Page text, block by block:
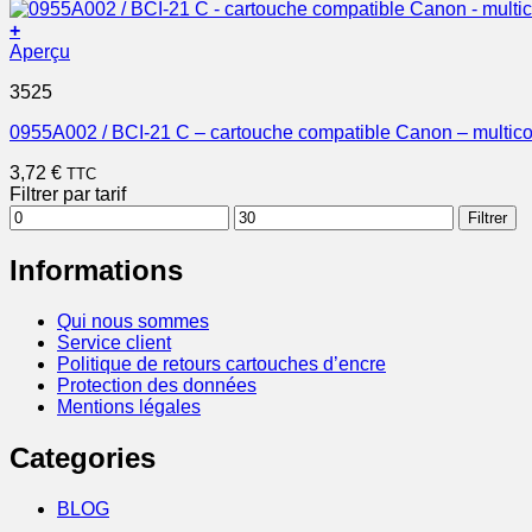
+
Aperçu
3525
0955A002 / BCI-21 C – cartouche compatible Canon –
3,72 € TTC
Filtrer par tarif
Prix
min
Prix
max
Filtrer
Informations
Qui nous sommes
Service client
Politique de retours cartouches d’encre
Protection des données
Mentions légales
Categories
BLOG